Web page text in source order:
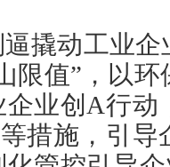
动工业企
限值”，以
业创A行动
措施，引导